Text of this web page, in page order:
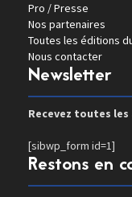
Pro / Presse
Nos partenaires
Toutes les éditions
Nous contacter
Newsletter
Recevez toutes
[sibwp_form id=1]
Restons en